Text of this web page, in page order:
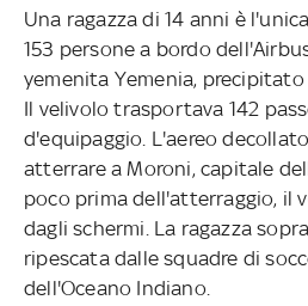
Una ragazza di 14 anni è
153 persone a bordo
yemenita Yemenia, precipitato
Il velivolo trasportava 142
d'equipaggio. L'aereo
atterrare a Moroni, capitale
poco prima dell'atterraggio, il
dagli schermi. La ragazza
ripescata dalle squadre di
dell'Oceano Indiano.